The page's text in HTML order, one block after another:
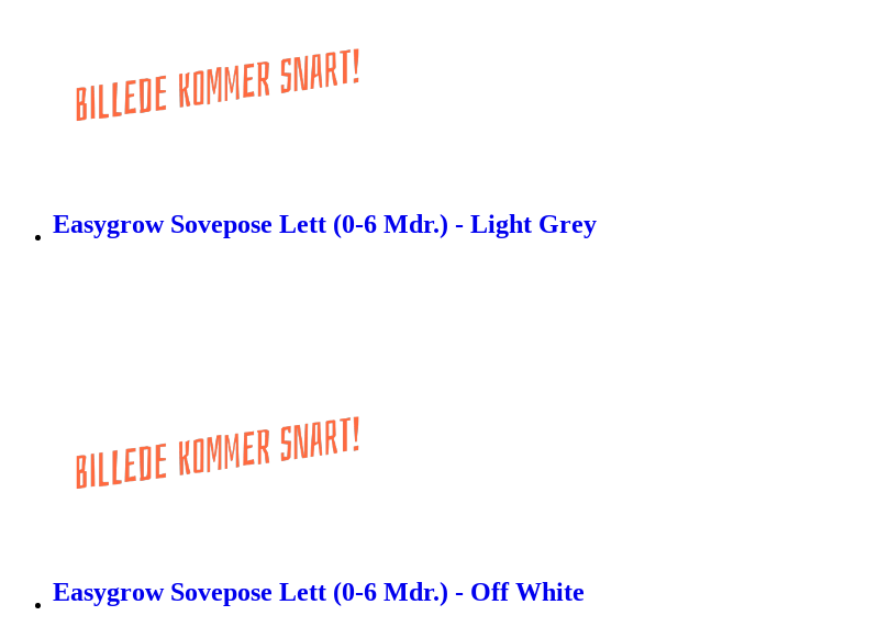
Easygrow Sovepose Lett (0-6 Mdr.) - Light Grey
Easygrow Sovepose Lett (0-6 Mdr.) - Off White